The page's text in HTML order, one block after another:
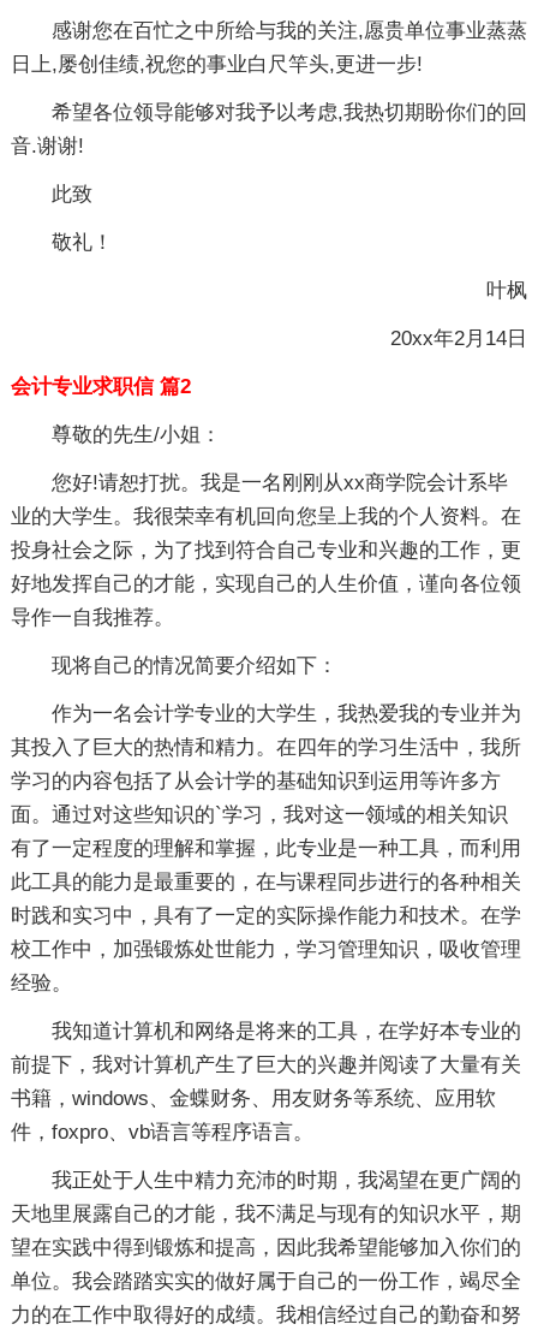
感谢您在百忙之中所给与我的关注,愿贵单位事业蒸蒸
日上,屡创佳绩,祝您的事业白尺竿头,更进一步!
希望各位领导能够对我予以考虑,我热切期盼你们的回
音.谢谢!
此致
敬礼！
叶枫
20xx年2月14日
会计专业求职信 篇2
尊敬的先生/小姐：
您好!请恕打扰。我是一名刚刚从xx商学院会计系毕
业的大学生。我很荣幸有机回向您呈上我的个人资料。在
投身社会之际，为了找到符合自己专业和兴趣的工作，更
好地发挥自己的才能，实现自己的人生价值，谨向各位领
导作一自我推荐。
现将自己的情况简要介绍如下：
作为一名会计学专业的大学生，我热爱我的专业并为
其投入了巨大的热情和精力。在四年的学习生活中，我所
学习的内容包括了从会计学的基础知识到运用等许多方
面。通过对这些知识的`学习，我对这一领域的相关知识
有了一定程度的理解和掌握，此专业是一种工具，而利用
此工具的能力是最重要的，在与课程同步进行的各种相关
时践和实习中，具有了一定的实际操作能力和技术。在学
校工作中，加强锻炼处世能力，学习管理知识，吸收管理
经验。
我知道计算机和网络是将来的工具，在学好本专业的
前提下，我对计算机产生了巨大的兴趣并阅读了大量有关
书籍，windows、金蝶财务、用友财务等系统、应用软
件，foxpro、vb语言等程序语言。
我正处于人生中精力充沛的时期，我渴望在更广阔的
天地里展露自己的才能，我不满足与现有的知识水平，期
望在实践中得到锻炼和提高，因此我希望能够加入你们的
单位。我会踏踏实实的做好属于自己的一份工作，竭尽全
力的在工作中取得好的成绩。我相信经过自己的勤奋和努